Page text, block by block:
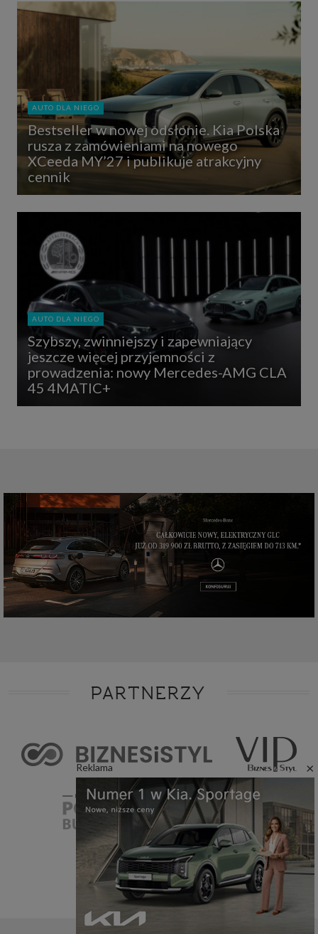
Reklama ×
AUTO DLA NIEGO
Bestseller w nowej odsłonie. Kia Polska
rusza z zamówieniami na nowego
XCeeda MY’27 i publikuje atrakcyjny
cennik
AUTO DLA NIEGO
Szybszy, zwinniejszy i zapewniający
jeszcze więcej przyjemności z
prowadzenia: nowy Mercedes-AMG CLA
45 4MATIC+
PARTNERZY